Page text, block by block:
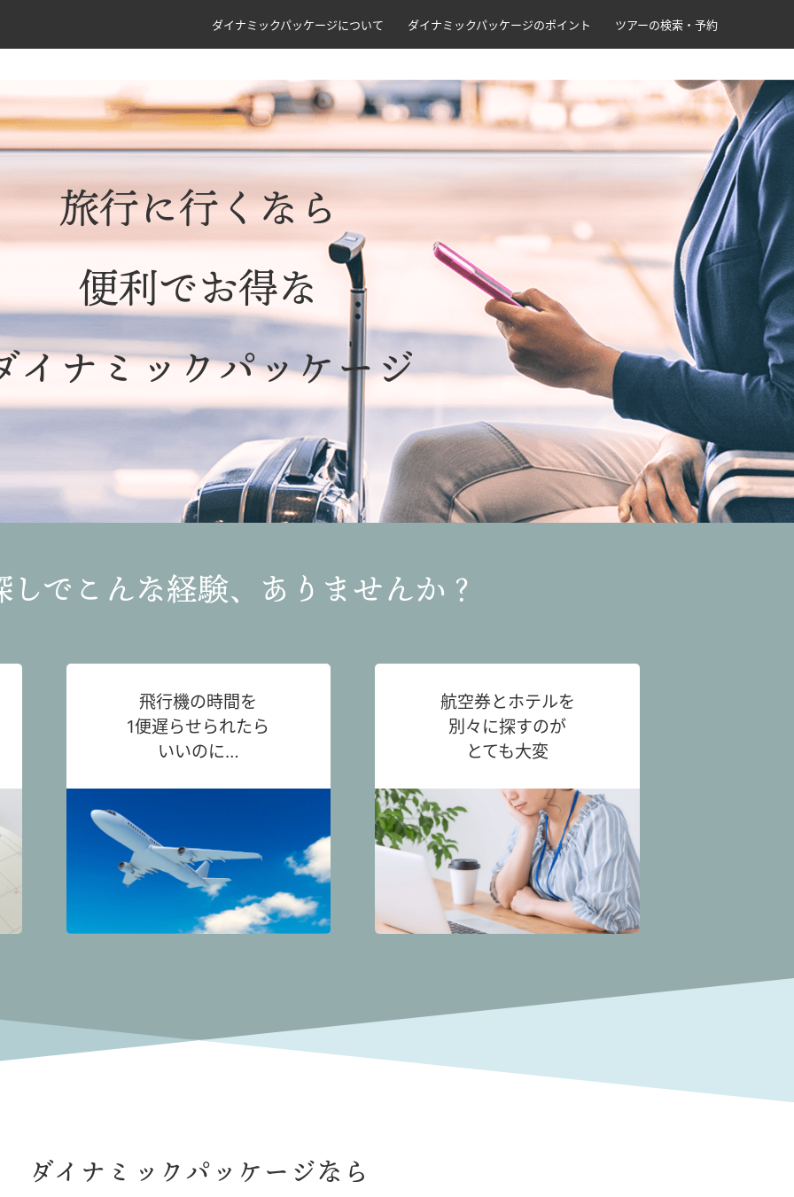
ダイナミックパッケージについて ダイナミックパッケージのポイント ツアーの検索・予約
旅行に行くなら
便利でお得な
イナミックパッケージ
しでこんな経験、ありませんか？
飛行機の時間を
1便遅らせられたら
いいのに…
航空券とホテルを
別々に探すのが
とても大変
ダイナミックパッケージなら